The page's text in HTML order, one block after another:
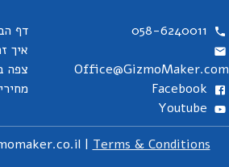
058-6240011
Office@GizmoMaker.com
Facebook
Youtube
דף
איך
צפה
| Terms & Conditions